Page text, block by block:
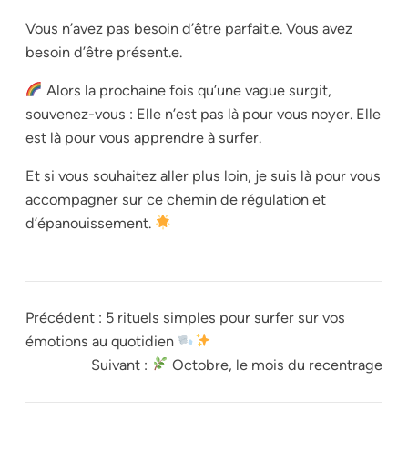
Vous n’avez pas besoin d’être parfait.e. Vous avez
besoin d’être présent.e.
Alors la prochaine fois qu’une vague surgit,
souvenez-vous : Elle n’est pas là pour vous noyer. Elle
est là pour vous apprendre à surfer.
Et si vous souhaitez aller plus loin, je suis là pour vous
accompagner sur ce chemin de régulation et
d’épanouissement.
Précédent : 5 rituels simples pour surfer sur vos
émotions au quotidien
Suivant :
Octobre, le mois du recentrage